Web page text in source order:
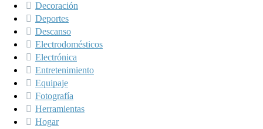
Decoración
Deportes
Descanso
Electrodomésticos
Electrónica
Entretenimiento
Equipaje
Fotografía
Herramientas
Hogar